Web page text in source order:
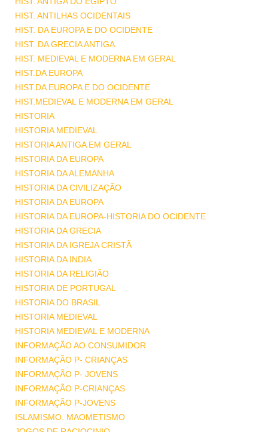
HIST. ANTILHAS OCIDENTAIS
HIST. DA EUROPA E DO OCIDENTE
HIST. DA GRECIA ANTIGA
HIST. MEDIEVAL E MODERNA EM GERAL
HIST.DA EUROPA
HIST.DA EUROPA E DO OCIDENTE
HIST.MEDIEVAL E MODERNA EM GERAL
HISTORIA
HISTORIA MEDIEVAL
HISTORIA ANTIGA EM GERAL
HISTORIA DA EUROPA
HISTORIA DA ALEMANHA
HISTORIA DA CIVILIZAÇÃO
HISTORIA DA EUROPA
HISTORIA DA EUROPA-HISTORIA DO OCIDENTE
HISTORIA DA GRECIA
HISTORIA DA IGREJA CRISTÃ
HISTORIA DA INDIA
HISTORIA DA RELIGIÃO
HISTORIA DE PORTUGAL
HISTORIA DO BRASIL
HISTORIA MEDIEVAL
HISTORIA MEDIEVAL E MODERNA
INFORMAÇÃO AO CONSUMIDOR
INFORMAÇÃO P- CRIANÇAS
INFORMAÇÃO P- JOVENS
INFORMAÇÃO P-CRIANÇAS
INFORMAÇÃO P-JOVENS
ISLAMISMO. MAOMETISMO